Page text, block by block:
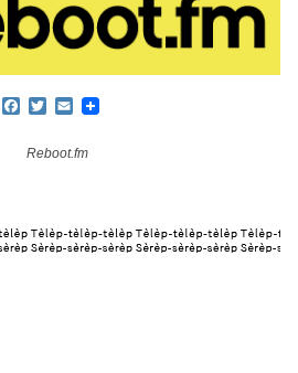
Facebook
TwitterEmail
Reboot.fm